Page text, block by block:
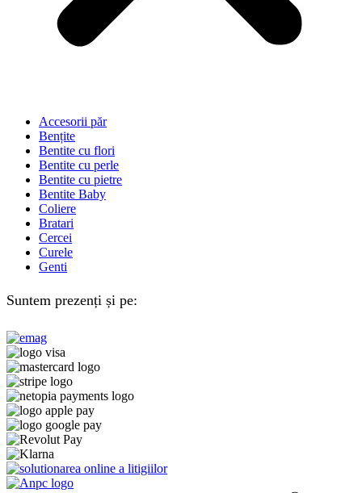
Accesorii păr
Bențite
Bentite cu flori
Bentite cu perle
Bentite cu pietre
Bentite Baby
Coliere
Bratari
Cercei
Curele
Genti
Suntem prezenți și pe: